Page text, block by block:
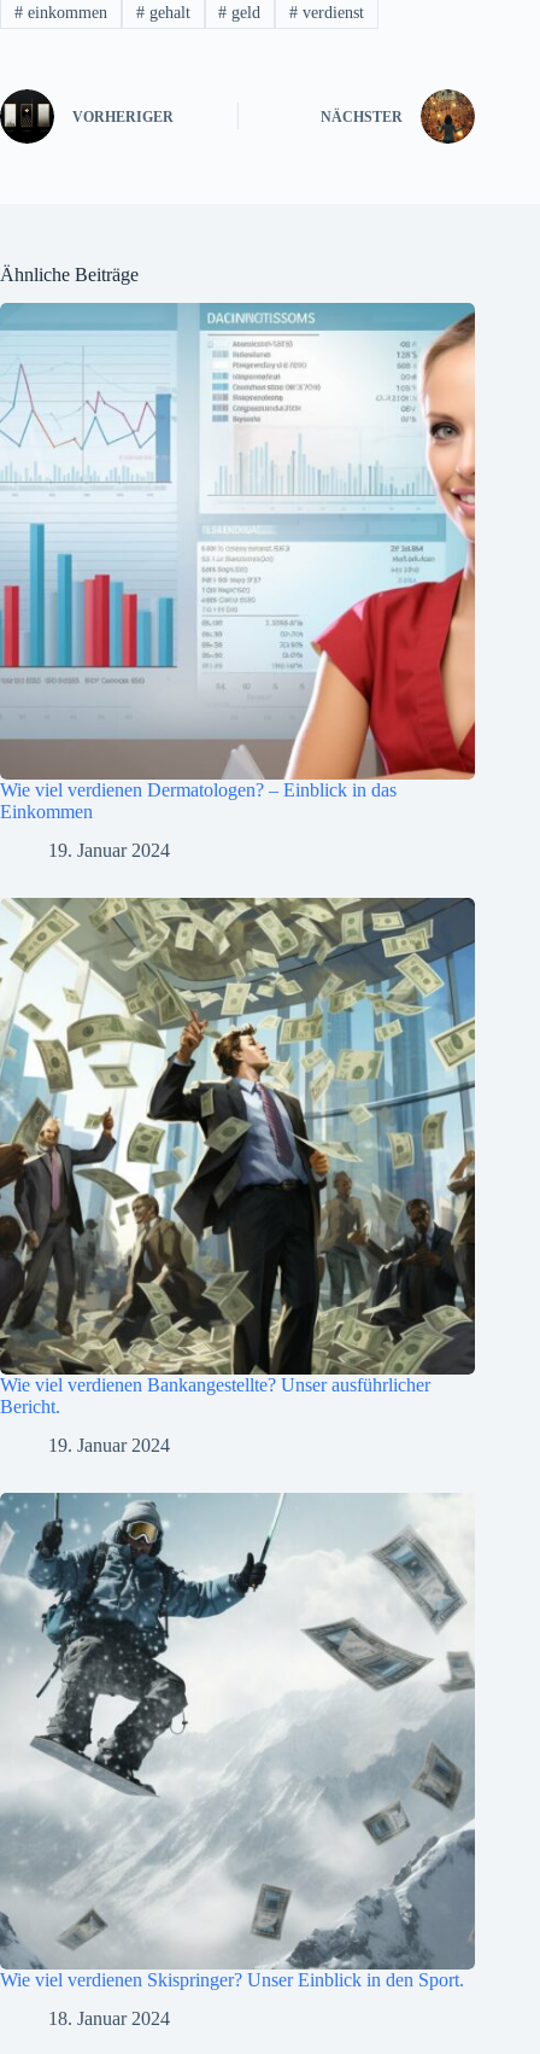
#einkommen #gehalt # geld # verdienst
VORHERIGER NÄCHSTER
Ähnliche Beiträge
Wie viel verdienen Dermatologen? – Einblick in das
Einkommen
19. Januar 2024
Wie viel verdienen Bankangestellte? Unser ausführlicher
Bericht.
19. Januar 2024
Wie viel verdienen Skispringer? Unser Einblick in den Sport.
18. Januar 2024